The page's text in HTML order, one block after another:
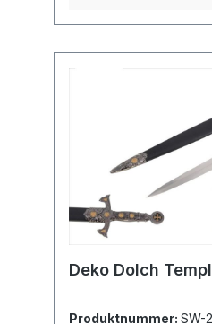
Deko Dolch
Produktnummer: SW-